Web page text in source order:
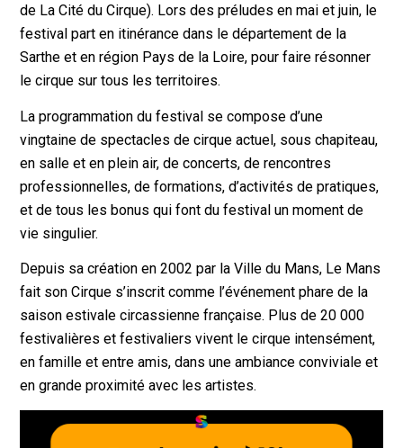
de La Cité du Cirque). Lors des préludes en mai et juin, le
festival part en itinérance dans le département de la
Sarthe et en région Pays de la Loire, pour faire résonner
le cirque sur tous les territoires.
La programmation du festival se compose d’une
vingtaine de spectacles de cirque actuel, sous chapiteau,
en salle et en plein air, de concerts, de rencontres
professionnelles, de formations, d’activités de pratiques,
et de tous les bonus qui font du festival un moment de
vie singulier.
Depuis sa création en 2002 par la Ville du Mans, Le Mans
fait son Cirque s’inscrit comme l’événement phare de la
saison estivale circassienne française. Plus de 20 000
festivalières et festivaliers vivent le cirque intensément,
en famille et entre amis, dans une ambiance conviviale et
en grande proximité avec les artistes.